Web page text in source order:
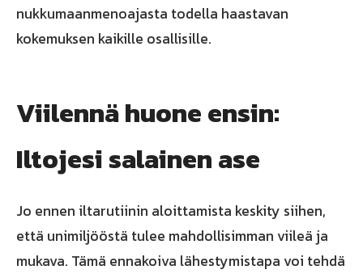
nukkumaanmenoajasta todella haastavan
kokemuksen kaikille osallisille.
Viilennä huone ensin:
Iltojesi salainen ase
Jo ennen iltarutiinin aloittamista keskity siihen,
että unimiljööstä tulee mahdollisimman viileä ja
mukava. Tämä ennakoiva lähestymistapa voi tehdä